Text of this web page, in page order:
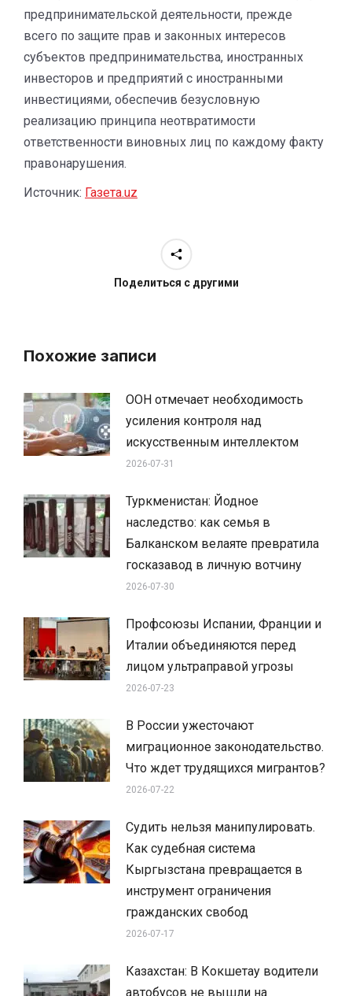
предпринимательской деятельности, прежде
всего по защите прав и законных интересов
субъектов предпринимательства, иностранных
инвесторов и предприятий с иностранными
инвестициями, обеспечив безусловную
реализацию принципа неотвратимости
ответственности виновных лиц по каждому факту
правонарушения.
Источник: Газета.uz
Поделиться с другими
Похожие записи
ООН отмечает необходимость
усиления контроля над
искусственным интеллектом
2026-07-31
Туркменистан: Йодное
наследство: как семья в
Балканском велаяте превратила
госказавод в личную вотчину
2026-07-30
Профсоюзы Испании, Франции и
Италии объединяются перед
лицом ультраправой угрозы
2026-07-23
В России ужесточают
миграционное законодательство.
Что ждет трудящихся мигрантов?
2026-07-22
Судить нельзя манипулировать.
Как судебная система
Кыргызстана превращается в
инструмент ограничения
гражданских свобод
2026-07-17
Казахстан: В Кокшетау водители
автобусов не вышли на